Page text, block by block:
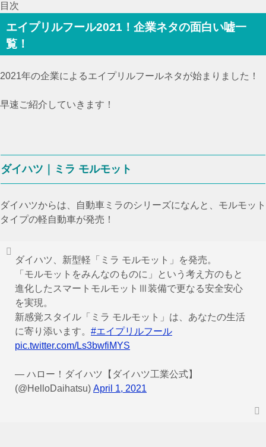
目次
エイプリルフール2021！企業ネタの面白い嘘一
覧！
2021年の企業によるエイプリルフールネタが始まりました！
早速ご紹介していきます！
ダイハツ｜ミラ モルモット
ダイハツからは、自動車ミラのシリーズになんと、モルモット
タイプの軽自動車が発売！
ダイハツ、新型軽「ミラ モルモット」を発売。
「モルモットをみんなのものに」という考え方のもと
進化したスマートモルモットⅢ装備で更なる安全安心
を実現。
新感覚スタイル「ミラ モルモット」は、あなたの生活
に寄り添います。 #エイプリルフール
pic.twitter.com/Ls3bwfiMYS
— ハロー！ダイハツ【ダイハツ工業公式】
(@HelloDaihatsu) April 1, 2021